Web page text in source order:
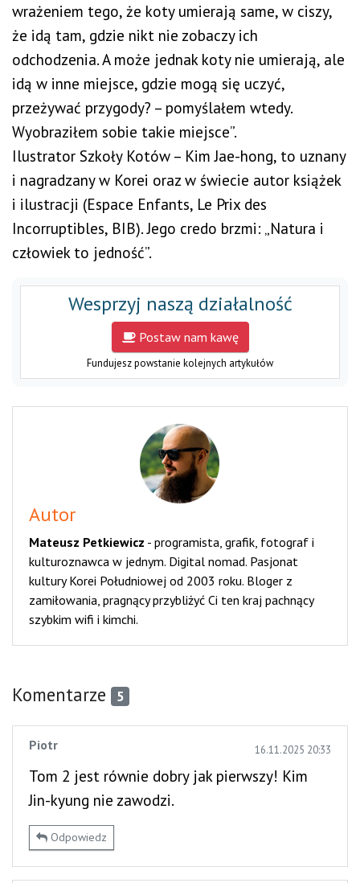
wrażeniem tego, że koty umierają same, w ciszy,
że idą tam, gdzie nikt nie zobaczy ich
odchodzenia. A może jednak koty nie umierają, ale
idą w inne miejsce, gdzie mogą się uczyć,
przeżywać przygody? – pomyślałem wtedy.
Wyobraziłem sobie takie miejsce”.
Ilustrator Szkoły Kotów – Kim Jae-hong, to uznany
i nagradzany w Korei oraz w świecie autor książek
i ilustracji (Espace Enfants, Le Prix des
Incorruptibles, BIB). Jego credo brzmi: „Natura i
człowiek to jedność”.
Wesprzyj naszą działalność
Postaw nam kawę
Fundujesz powstanie kolejnych artykułów
Autor
Mateusz Petkiewicz - programista, grafik, fotograf i
kulturoznawca w jednym. Digital nomad. Pasjonat
kultury Korei Południowej od 2003 roku. Bloger z
zamiłowania, pragnący przybliżyć Ci ten kraj pachnący
szybkim wifi i kimchi.
Komentarze 5
Piotr 16.11.2025 20:33
Tom 2 jest równie dobry jak pierwszy! Kim
Jin-kyung nie zawodzi.
Odpowiedz